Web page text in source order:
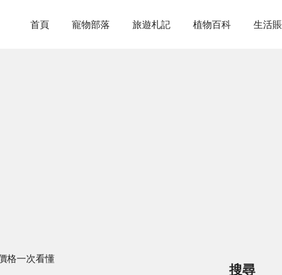
首頁 寵物部落 旅遊札記 植物百科 生活
格一次看懂
搜尋